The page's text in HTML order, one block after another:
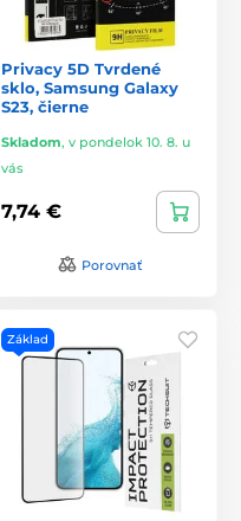
Privacy 5D Tvrdené
sklo, Samsung Galaxy
S23, čierne
Skladom, v pondelok 10. 8. u
vás
7,74 €
Porovnať
Základ